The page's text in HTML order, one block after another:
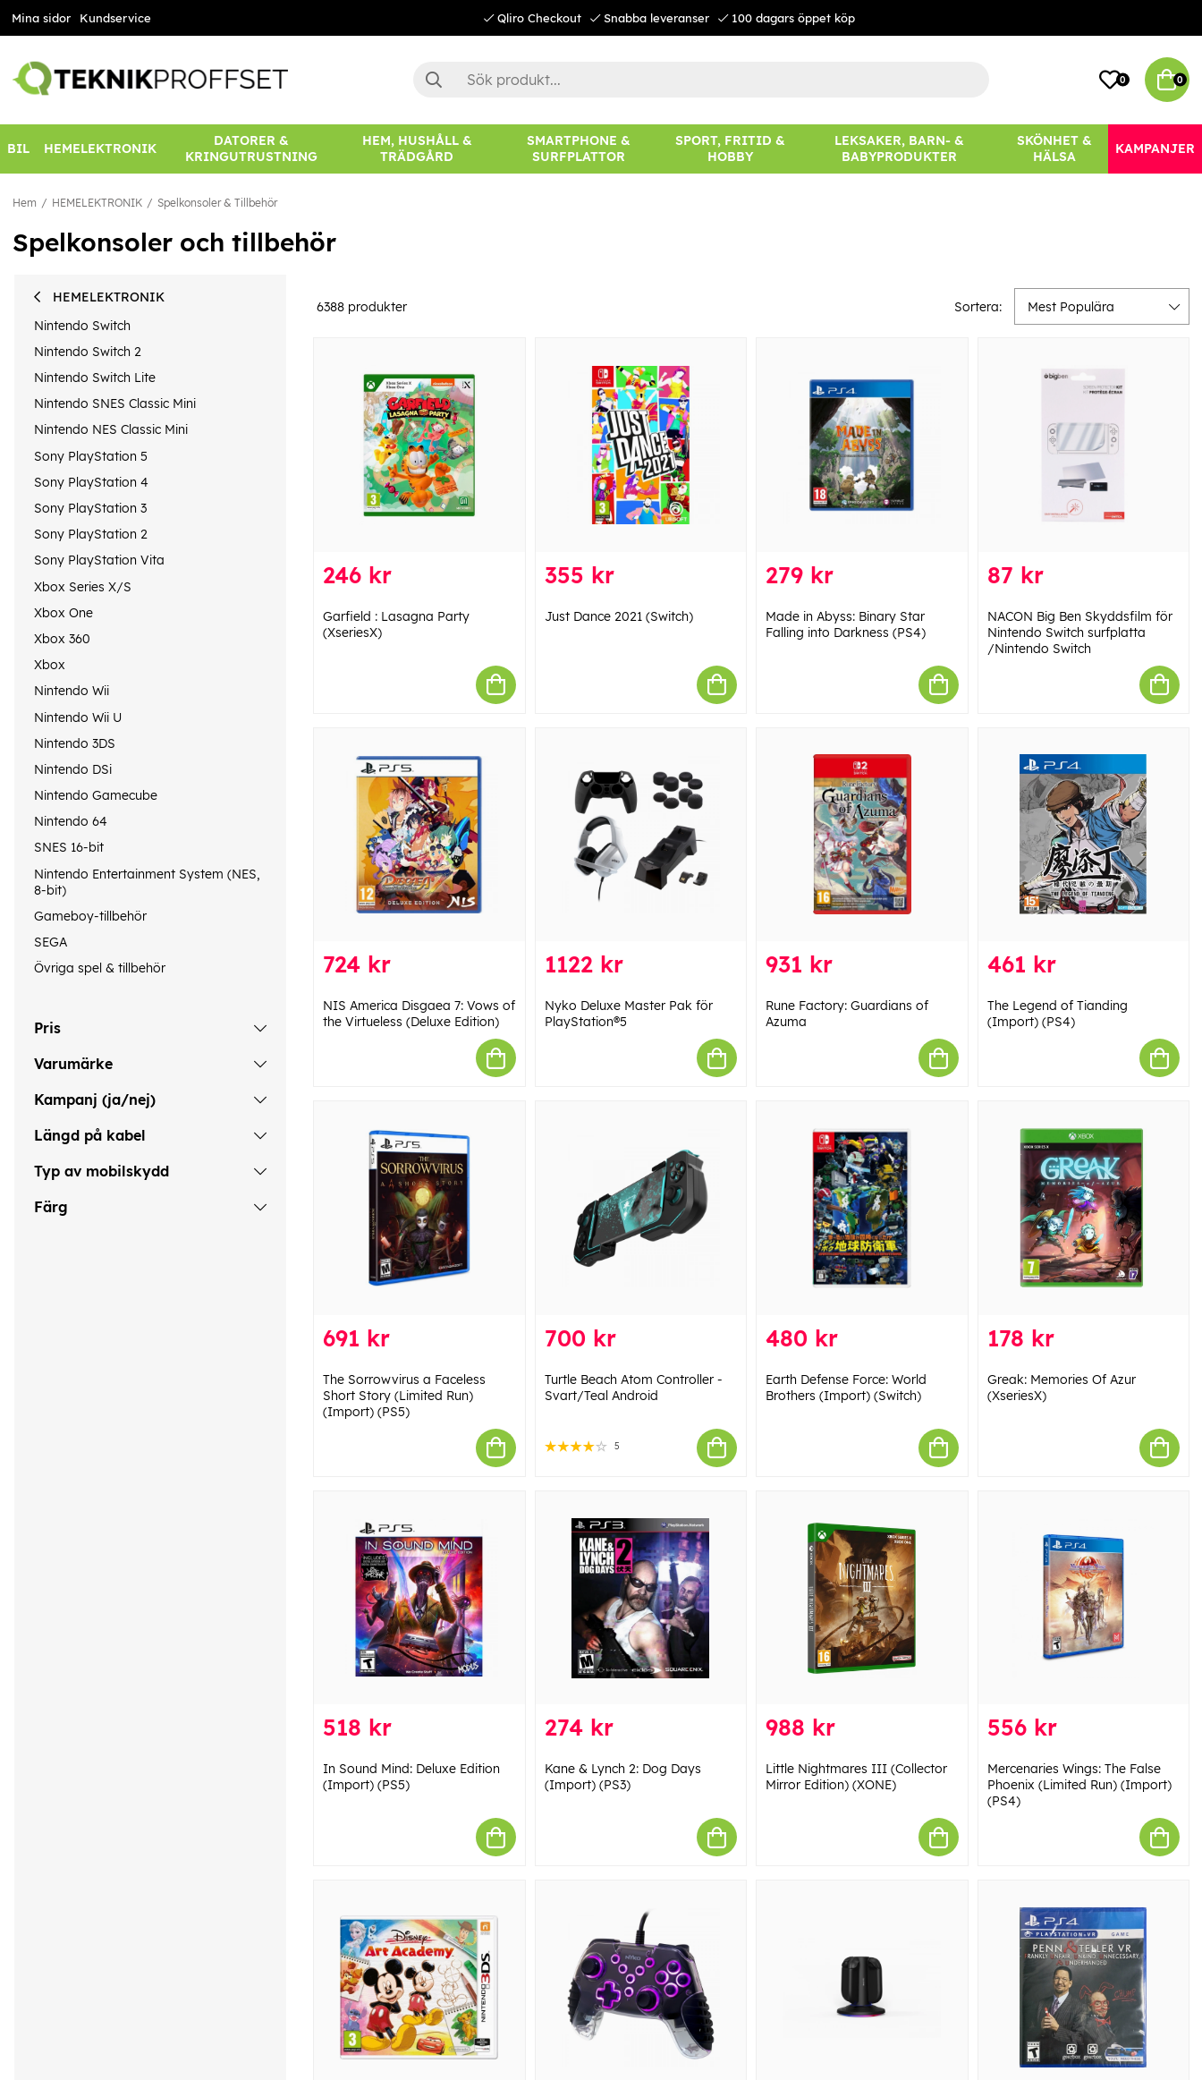
Mina sidor Kundservice Qliro Checkout Snabba leveranser 100 dagars öppet köp
0 0
BIL HEMELEKTRONIK
DATORER &
KRINGUTRUSTNING
HEM, HUSHÅLL &
TRÄDGÅRD
SMARTPHONE &
SURFPLATTOR
SPORT, FRITID &
HOBBY
LEKSAKER, BARN- &
BABYPRODUKTER
SKÖNHET &
HÄLSA
KAMPANJER
Hem HEMELEKTRONIK Spelkonsoler & Tillbehör
Spelkonsoler och tillbehör
HEMELEKTRONIK
Nintendo Switch
Nintendo Switch 2
Nintendo Switch Lite
Nintendo SNES Classic Mini
Nintendo NES Classic Mini
Sony PlayStation 5
Sony PlayStation 4
Sony PlayStation 3
Sony PlayStation 2
Sony PlayStation Vita
Xbox Series X/S
Xbox One
Xbox 360
Xbox
Nintendo Wii
Nintendo Wii U
Nintendo 3DS
Nintendo DSi
Nintendo Gamecube
Nintendo 64
SNES 16-bit
Nintendo Entertainment System (NES,
8-bit)
Gameboy-tillbehör
SEGA
Övriga spel & tillbehör
Pris
Varumärke
Kampanj (ja/nej)
Längd på kabel
Typ av mobilskydd
Färg
6388 produkter Sortera: Mest Populära
246 kr
Garfield : Lasagna Party
(XseriesX)
355 kr
Just Dance 2021 (Switch)
279 kr
Made in Abyss: Binary Star
Falling into Darkness (PS4)
87 kr
NACON Big Ben Skyddsfilm för
Nintendo Switch surfplatta
/Nintendo Switch
724 kr
NIS America Disgaea 7: Vows of
the Virtueless (Deluxe Edition)
1122 kr
Nyko Deluxe Master Pak för
PlayStation®5
931 kr
Rune Factory: Guardians of
Azuma
461 kr
The Legend of Tianding
(Import) (PS4)
691 kr
The Sorrowvirus a Faceless
Short Story (Limited Run)
(Import) (PS5)
700 kr
Turtle Beach Atom Controller -
Svart/Teal Android
5
480 kr
Earth Defense Force: World
Brothers (Import) (Switch)
178 kr
Greak: Memories Of Azur
(XseriesX)
518 kr
In Sound Mind: Deluxe Edition
(Import) (PS5)
274 kr
Kane & Lynch 2: Dog Days
(Import) (PS3)
988 kr
Little Nightmares III (Collector
Mirror Edition) (XONE)
556 kr
Mercenaries Wings: The False
Phoenix (Limited Run) (Import)
(PS4)